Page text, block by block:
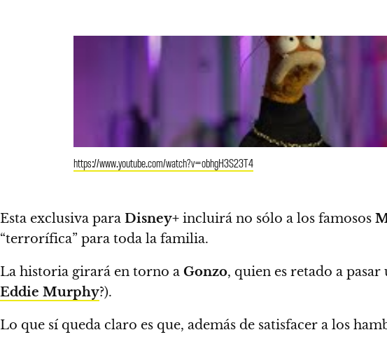
https://www.youtube.com/watch?v=obhgH3S23T4
Esta exclusiva para Disney+ incluirá no sólo a los famosos
“terrorífica” para toda la familia.
La historia girará en torno a Gonzo, quien es retado a pasar
Eddie Murphy?).
Lo que sí queda claro es que, además de satisfacer a los